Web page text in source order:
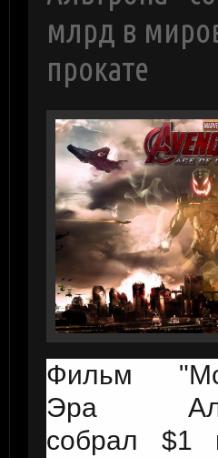
млрд в
прокате
Фильм
Эра
собрал $1